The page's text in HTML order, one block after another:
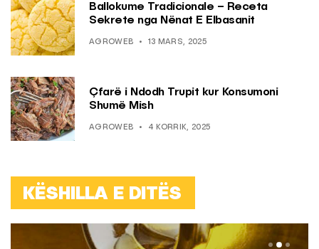
Ballokume Tradicionale – Receta
Sekrete nga Nënat E Elbasanit
AGROWEB 13 MARS, 2025
Çfarë i Ndodh Trupit kur Konsumoni
Shumë Mish
AGROWEB 4 KORRIK, 2025
KËSHILLA E DITËS